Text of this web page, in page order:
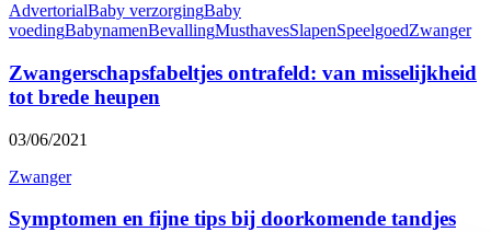
AdvertorialBaby verzorgingBaby
voedingBabynamenBevallingMusthavesSlapenSpeelgoedZwanger
Zwangerschapsfabeltjes ontrafeld: van misselijkheid
tot brede heupen
03/06/2021
Zwanger
Symptomen en fijne tips bij doorkomende tandjes